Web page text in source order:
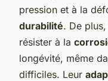
pression et à la
durabilité. De
résister à la
longévité, même
difficiles. Leur